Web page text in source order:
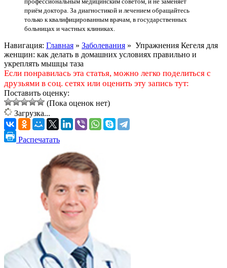
приём доктора. За диагностикой и лечением обращайтесь
только к квалифицированным врачам, в государственных
больницах и частных клиниках.
Навигация: Главная » Заболевания » Упражнения Кегеля для
женщин: как делать в домашних условиях правильно и
укреплять мышцы таза
Если понравилась эта статья, можно легко поделиться с
друзьями в соц. сетях или оценить эту запись тут:
Поставить оценку:
(Пока оценок нет)
Загрузка...
Распечатать